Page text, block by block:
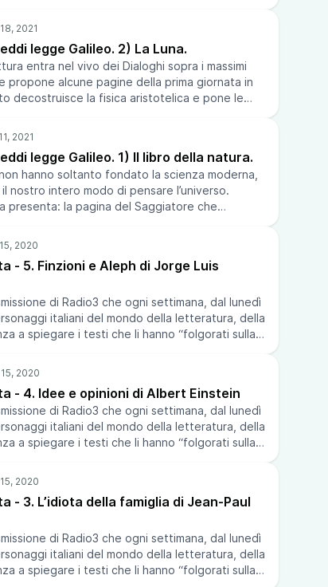
oltre ad alcuni brani del Galileo di Brecht,
scienziato di aver tradito la sua professione,
alle pretese della Chiesa nei
Dal 1 al 3 settembre 2006 Odifreddi ha
Mente di Sarzana, una serie di tre letture
Galileo, poi ripetute l’11, 18 e 25 ottobre al
pod/show/vito-rodolfo-
legge Galileo. 2) La Luna.
entra nel vivo dei Dialoghi sopra i massimi
propone alcune pagine della prima giornata in
decostruisce la fisica aristotelica e pone le
luna”. Inoltre compie alcuni esperimenti di
come sarebbe apparsa la terra a un ipotetico
si fosse recato, anticipando mentalmente le
Apollo ci hanno regalato 350 anni dopo. Dal
Odifreddi ha tenuto, al Festival della Mente di
tre letture notturne sugli scritti di Galileo, poi
https://podcasters.spotify.com/pod/show/vito-
legge Galileo. 1) Il libro della natura.
hanno soltanto fondato la scienza moderna,
nostro intero modo di pensare l’universo.
presenta: la pagina del Saggiatore che
relazioni tra scienza e fede, e le dediche al
e “al discreto lettore” de I dialoghi sopra i
capolavoro di Galileo, oltre che della
di ogni tempo. Dal 1 al 3 settembre 2006
al Festival della Mente di Sarzana, una serie di
scritti di Galileo, poi ripetute l’11, 18 e 25
Lettori di Torino. --- Send in a voice message:
- 5. Finzioni e Aleph di Jorge Luis
di Radio3 che ogni settimana, dal lunedì
italiani del mondo della letteratura, della
a spiegare i testi che li hanno “folgorati sulla
2006 --- Send in a voice message:
pod/show/vito-rodolfo-
- 4. Idee e opinioni di Albert Einstein
di Radio3 che ogni settimana, dal lunedì
italiani del mondo della letteratura, della
a spiegare i testi che li hanno “folgorati sulla
2006 --- Send in a voice message:
pod/show/vito-rodolfo-
- 3. L’idiota della famiglia di Jean-Paul
di Radio3 che ogni settimana, dal lunedì
italiani del mondo della letteratura, della
a spiegare i testi che li hanno “folgorati sulla